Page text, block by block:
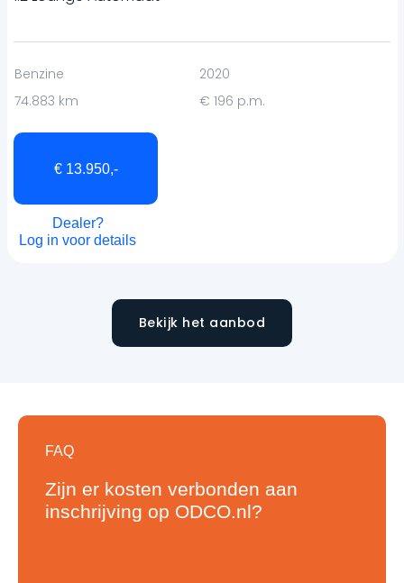
Benzine
2020
74.883 km
€ 196 p.m.
€ 13.950,-
Dealer?
Log in voor details
Bekijk het aanbod
FAQ
Zijn er kosten verbonden aan
inschrijving op ODCO.nl?